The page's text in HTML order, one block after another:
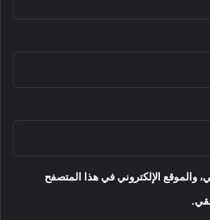
والموقع الإلكتروني في هذا المتصفح